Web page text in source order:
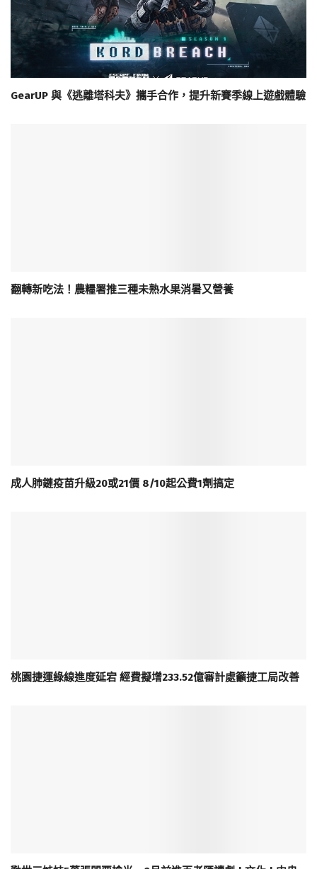
GearUP 與《逃離塔科夫》攜手合作，提升新賽季線上遊戲體驗
翻轉新吃法！農糧署推三種未熟水果消暑又營養
成人肺鏈疫苗升級20或21價 8/10起公費1劑搞定
桃園捷運綠線進度延宕 經費擬增233.52億審計處籲捷工局改善